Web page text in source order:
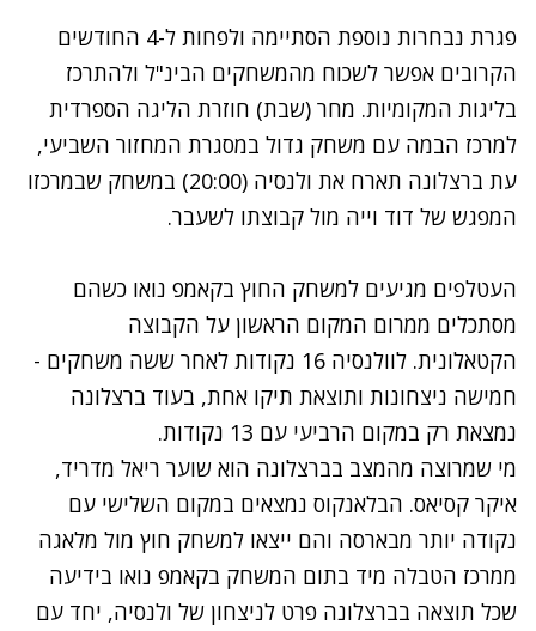
פגרת נבחרות נוספת הסתיימה ולפחות ל-4 החודשים
הקרובים אפשר לשכוח מהמשחקים הבינ"ל ולהתרכז
בליגות המקומיות. מחר (שבת) חוזרת הליגה הספרדית
למרכז הבמה עם משחק גדול במסגרת המחזור השביעי,
עת ברצלונה תארח את ולנסיה (20:00) במשחק שבמרכזו
המפגש של דוד וייה מול קבוצתו לשעבר.
העטלפים מגיעים למשחק החוץ בקאמפ נואו כשהם
מסתכלים ממרום המקום הראשון על הקבוצה
הקטאלונית. לוולנסיה 16 נקודות לאחר ששה משחקים -
חמישה ניצחונות ותוצאת תיקו אחת, בעוד ברצלונה
נמצאת רק במקום הרביעי עם 13 נקודות.
מי שמרוצה מהמצב בברצלונה הוא שוער ריאל מדריד,
איקר קסיאס. הבלאנקוס נמצאים במקום השלישי עם
נקודה יותר מבארסה והם ייצאו למשחק חוץ מול מלאגה
ממרכז הטבלה מיד בתום המשחק בקאמפ נואו בידיעה
שכל תוצאה בברצלונה פרט לניצחון של ולנסיה, יחד עם